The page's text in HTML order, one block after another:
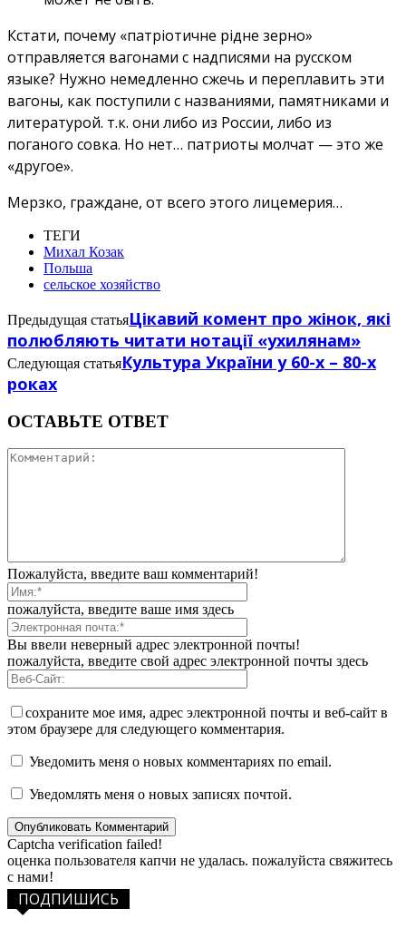
Кстати, почему «патріотичне рідне зерно»
отправляется вагонами с надписями на русском
языке? Нужно немедленно сжечь и переплавить эти
вагоны, как поступили с названиями, памятниками и
литературой. т.к. они либо из России, либо из
поганого совка. Но нет… патриоты молчат — это же
«другое».
Мерзко, граждане, от всего этого лицемерия…
ТЕГИ
Михал Козак
Польша
сельское хозяйство
Предыдущая статьяЦікавий комент про жінок, які
полюбляють читати нотації «ухилянам»
Следующая статьяКультура України у 60-х – 80-х
роках
ОСТАВЬТЕ ОТВЕТ
Пожалуйста, введите ваш комментарий!
пожалуйста, введите ваше имя здесь
Вы ввели неверный адрес электронной почты!
пожалуйста, введите свой адрес электронной почты здесь
сохраните мое имя, адрес электронной почты и веб-сайт в
этом браузере для следующего комментария.
Уведомить меня о новых комментариях по email.
Уведомлять меня о новых записях почтой.
Captcha verification failed!
оценка пользователя капчи не удалась. пожалуйста свяжитесь
с нами!
ПОДПИШИСЬ